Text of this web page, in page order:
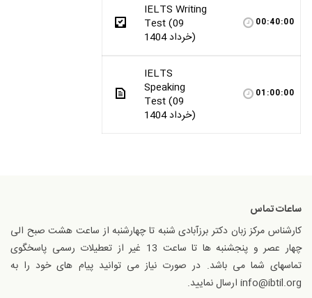
IELTS Writing
Test (09
خرداد 1404)
00:40:00
IELTS
Speaking
Test (09
خرداد 1404)
01:00:00
ساعات تماس
کارشناس مرکز زبان دکتر برزآبادی شنبه تا چهارشنبه از ساعت هشت صبح الی
چهار عصر و پنجشنبه ها تا ساعت 13 غیر از تعطیلات رسمی پاسخگوی
تماسهای شما می باشد. در صورت نیاز می توانید پیام های خود را به
info@ibtil.org ارسال نمایید.